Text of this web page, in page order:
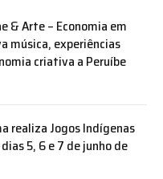
& Arte – Economia em
música, experiências
criativa a Peruíbe
realiza Jogos Indígenas
5, 6 e 7 de junho de